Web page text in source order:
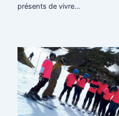
présents de vivre…